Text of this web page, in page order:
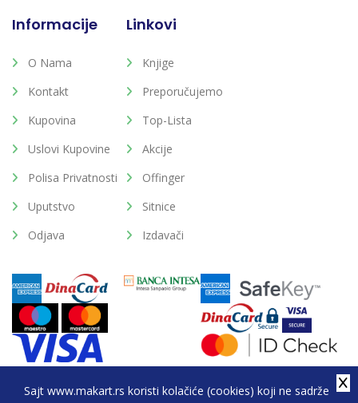
Sajt www.makart.rs koristi kolačiće (cookies) koji ne sadrže
Informacije
O Nama
Kontakt
Kupovina
Uslovi Kupovine
Polisa Privatnosti
Uputstvo
Odjava
Linkovi
Knjige
Preporučujemo
Top-Lista
Akcije
Offinger
Sitnice
Izdavači